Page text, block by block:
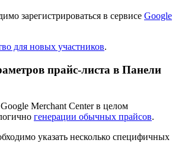
зарегистрироваться в сервисе Google
для новых участников.
прайс-листа в Панели
Merchant Center в целом
генерации обычных прайсов.
указать несколько специфичных